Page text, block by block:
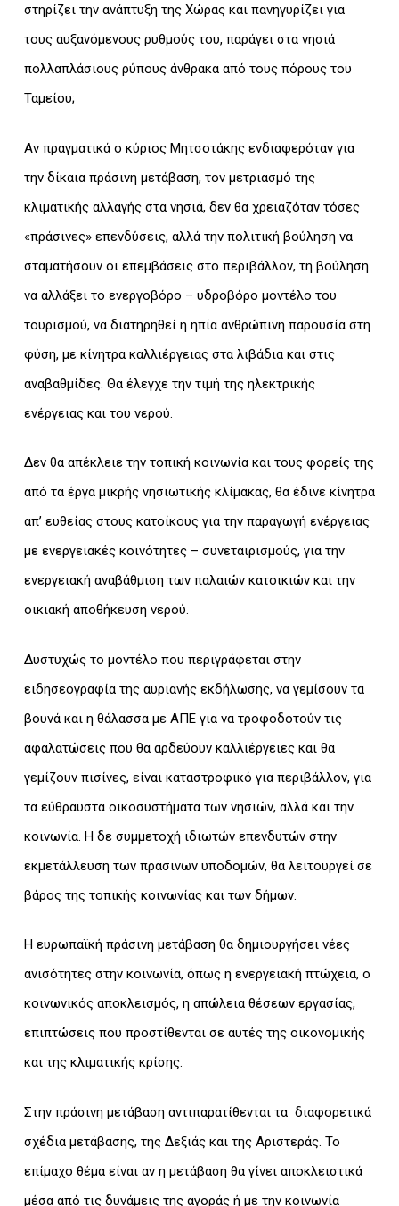
στηρίζει την ανάπτυξη της Χώρας και πανηγυρίζει για
τους αυξανόμενους ρυθμούς του, παράγει στα νησιά
πολλαπλάσιους ρύπους άνθρακα από τους πόρους του
Ταμείου;
Αν πραγματικά ο κύριος Μητσοτάκης ενδιαφερόταν για
την δίκαια πράσινη μετάβαση, τον μετριασμό της
κλιματικής αλλαγής στα νησιά, δεν θα χρειαζόταν τόσες
«πράσινες» επενδύσεις, αλλά την πολιτική βούληση να
σταματήσουν οι επεμβάσεις στο περιβάλλον, τη βούληση
να αλλάξει το ενεργοβόρο – υδροβόρο μοντέλο του
τουρισμού, να διατηρηθεί η ηπία ανθρώπινη παρουσία στη
φύση, με κίνητρα καλλιέργειας στα λιβάδια και στις
αναβαθμίδες. Θα έλεγχε την τιμή της ηλεκτρικής
ενέργειας και του νερού.
Δεν θα απέκλειε την τοπική κοινωνία και τους φορείς της
από τα έργα μικρής νησιωτικής κλίμακας, θα έδινε κίνητρα
απ’ ευθείας στους κατοίκους για την παραγωγή ενέργειας
με ενεργειακές κοινότητες – συνεταιρισμούς, για την
ενεργειακή αναβάθμιση των παλαιών κατοικιών και την
οικιακή αποθήκευση νερού.
Δυστυχώς το μοντέλο που περιγράφεται στην
ειδησεογραφία της αυριανής εκδήλωσης, να γεμίσουν τα
βουνά και η θάλασσα με ΑΠΕ για να τροφοδοτούν τις
αφαλατώσεις που θα αρδεύουν καλλιέργειες και θα
γεμίζουν πισίνες, είναι καταστροφικό για περιβάλλον, για
τα εύθραυστα οικοσυστήματα των νησιών, αλλά και την
κοινωνία. Η δε συμμετοχή ιδιωτών επενδυτών στην
εκμετάλλευση των πράσινων υποδομών, θα λειτουργεί σε
βάρος της τοπικής κοινωνίας και των δήμων.
Η ευρωπαϊκή πράσινη μετάβαση θα δημιουργήσει νέες
ανισότητες στην κοινωνία, όπως η ενεργειακή πτώχεια, ο
κοινωνικός αποκλεισμός, η απώλεια θέσεων εργασίας,
επιπτώσεις που προστίθενται σε αυτές της οικονομικής
και της κλιματικής κρίσης.
Στην πράσινη μετάβαση αντιπαρατίθενται τα διαφορετικά
σχέδια μετάβασης, της Δεξιάς και της Αριστεράς. Το
επίμαχο θέμα είναι αν η μετάβαση θα γίνει αποκλειστικά
μέσα από τις δυνάμεις της αγοράς ή με την κοινωνία